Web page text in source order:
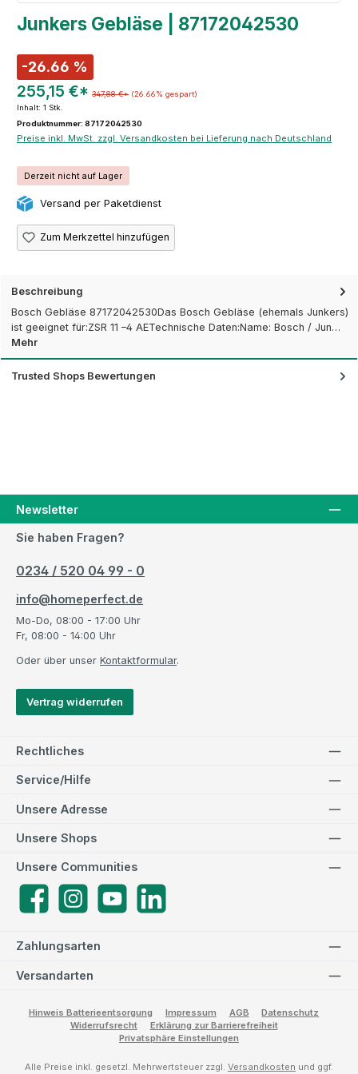
Junkers Gebläse | 87172042530
-26.66 %
255,15 €* 347,88 €* (26.66% gespart)
Inhalt: 1 Stk.
Produktnummer: 87172042530
Preise inkl. MwSt. zzgl. Versandkosten bei Lieferung nach Deutschland
Derzeit nicht auf Lager
Versand per Paketdienst
Zum Merkzettel hinzufügen
Beschreibung
Bosch Gebläse 87172042530Das Bosch Gebläse (ehemals Junkers)
ist geeignet für:ZSR 11 –4 AETechnische Daten:Name: Bosch / Jun…
Mehr
Trusted Shops Bewertungen
Newsletter
Sie haben Fragen?
0234 / 520 04 99 - 0
info@homeperfect.de
Mo-Do, 08:00 - 17:00 Uhr
Fr, 08:00 - 14:00 Uhr
Oder über unser Kontaktformular.
Vertrag widerrufen
Rechtliches
Service/Hilfe
Zahlungsarten
Versandarten
Unsere Adresse
Unsere Communities
FacebookInstagramYouTube
Unsere Shops
Hinweis Batterieentsorgung Impressum AGB
Datenschutz
Widerrufsrecht
Erklärung zur Barrierefreiheit
Privatsphäre Einstellungen
Alle Preise inkl. gesetzl. Mehrwertsteuer zzgl. Versandkosten und ggf.